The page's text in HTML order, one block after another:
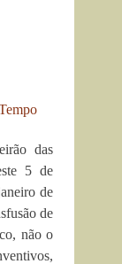
das
5 de
de
de
não o